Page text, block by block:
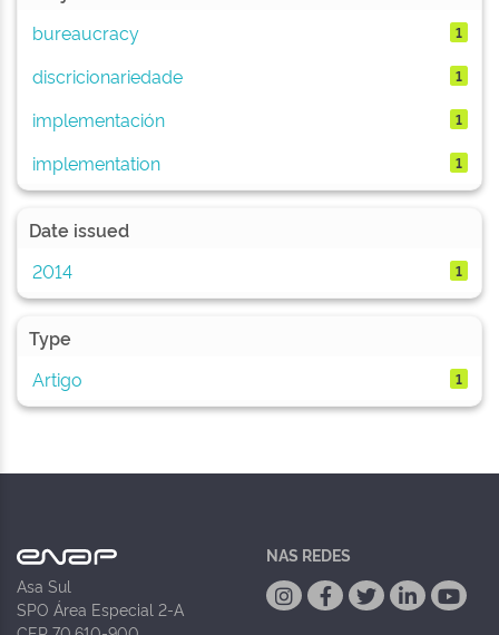
bureaucracy
1
discricionariedade 1
implementación 1
implementation 1
Date issued
2014
1
Type
Artigo
1
Asa Sul
SPO Área Especial 2-A
NAS REDES